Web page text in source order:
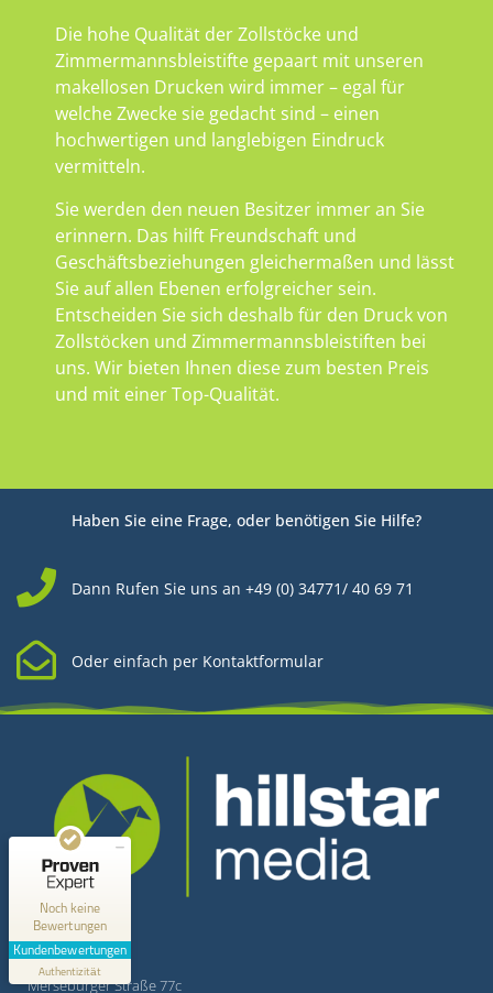
Die hohe Qualität der Zollstöcke und
Zimmermannsbleistifte gepaart mit unseren
makellosen Drucken wird immer – egal für
welche Zwecke sie gedacht sind – einen
hochwertigen und langlebigen Eindruck
vermitteln.
Sie werden den neuen Besitzer immer an Sie
erinnern. Das hilft Freundschaft und
Geschäftsbeziehungen gleichermaßen und lässt
Sie auf allen Ebenen erfolgreicher sein.
Entscheiden Sie sich deshalb für den Druck von
Zollstöcken und Zimmermannsbleistiften bei
uns. Wir bieten Ihnen diese zum besten Preis
und mit einer Top-Qualität.
Haben Sie eine Frage, oder benötigen Sie Hilfe?
Dann Rufen Sie uns an +49 (0) 34771/ 40 69 71
Oder einfach per Kontaktformular
Kontakt
Hillstar Media
Merseburger Straße 77c
Noch keine
Bewertungen
Kundenbewertungen
Authentizität
Kundenbewertungen und Erfahrungen zu
Hillstar Media
MANGELHAFT
0,00 / 5,00
Erfahren Sie mehr über dieses Bewertungssiegel
Profil ansehen